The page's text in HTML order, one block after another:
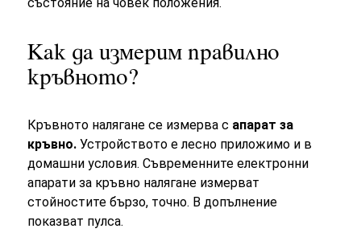
Как да измерим правилно
кръвното?
Кръвното налягане се измерва с апарат за
кръвно. Устройството е лесно приложимо и в
домашни условия. Съвременните електронни
апарати за кръвно налягане измерват
стойностите бързо, точно. В допълнение
показват пулса.